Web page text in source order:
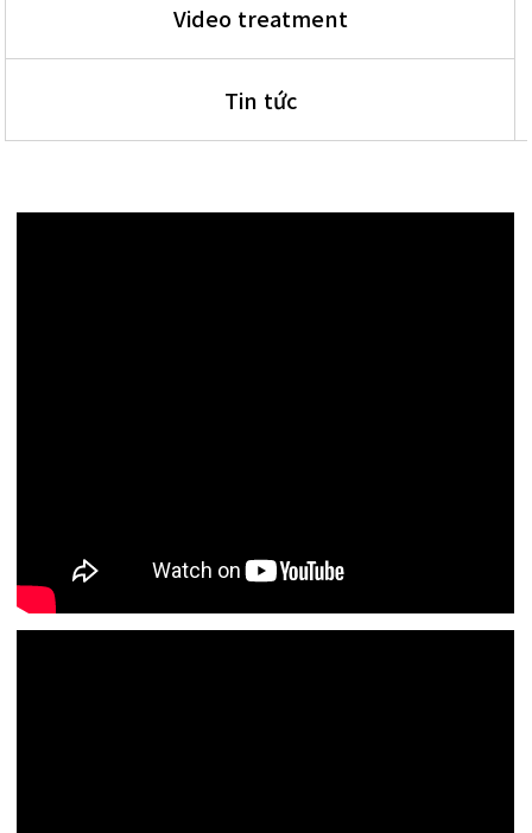
Video treatment
Tin tức